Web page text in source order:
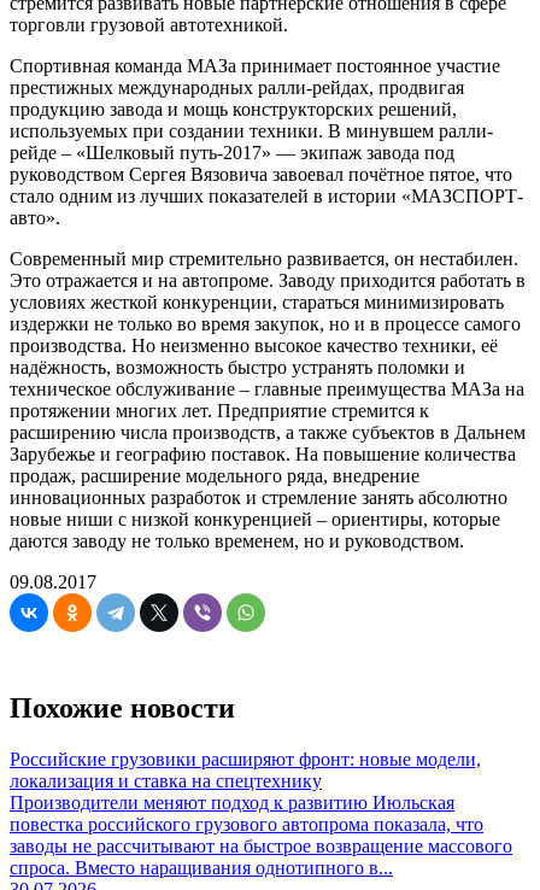
торговли грузовой автотехникой.
Спортивная команда МАЗа принимает постоянное участие
престижных международных ралли-рейдах, продвигая
продукцию завода и мощь конструкторских решений,
используемых при создании техники. В минувшем ралли-
рейде – «Шелковый путь-2017» — экипаж завода под
руководством Сергея Вязовича завоевал почётное пятое, что
стало одним из лучших показателей в истории «МАЗСПОРТ-
авто».
Современный мир стремительно развивается, он нестабилен.
Это отражается и на автопроме. Заводу приходится работать в
условиях жесткой конкуренции, стараться минимизировать
издержки не только во время закупок, но и в процессе самого
производства. Но неизменно высокое качество техники, её
надёжность, возможность быстро устранять поломки и
техническое обслуживание – главные преимущества МАЗа на
протяжении многих лет. Предприятие стремится к
расширению числа производств, а также субъектов в Дальнем
Зарубежье и географию поставок. На повышение количества
продаж, расширение модельного ряда, внедрение
инновационных разработок и стремление занять абсолютно
новые ниши с низкой конкуренцией – ориентиры, которые
даются заводу не только временем, но и руководством.
09.08.2017
Похожие новости
Российские грузовики расширяют фронт: новые модели,
локализация и ставка на спецтехнику
Производители меняют подход к развитию Июльская
повестка российского грузового автопрома показала, что
заводы не рассчитывают на быстрое возвращение массового
спроса. Вместо наращивания однотипного в...